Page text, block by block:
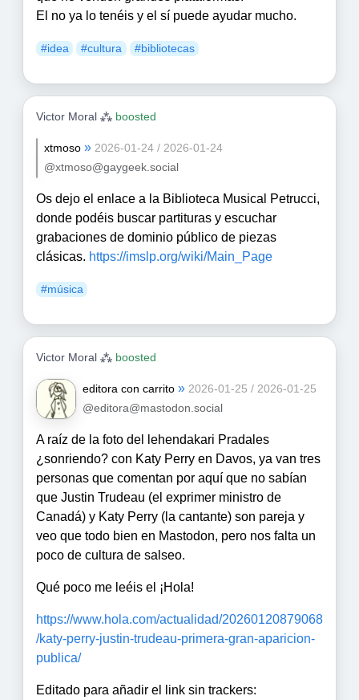
El no ya lo tenéis y el sí puede ayudar mucho.
#idea #cultura #bibliotecas
Victor Moral ⁂boosted
xtmoso » 2026-01-24 / 2026-01-24
@xtmoso@gaygeek.social
Os dejo el enlace a la Biblioteca Musical Petrucci,
donde podéis buscar partituras y escuchar
grabaciones de dominio público de piezas
clásicas. https://imslp.org/wiki/Main_Page
#música
Victor Moral ⁂boosted
editora con carrito » 2026-01-25 / 2026-01-25
@editora@mastodon.social
A raíz de la foto del lehendakari Pradales
¿sonriendo? con Katy Perry en Davos, ya van tres
personas que comentan por aquí que no sabían
que Justin Trudeau (el exprimer ministro de
Canadá) y Katy Perry (la cantante) son pareja y
veo que todo bien en Mastodon, pero nos falta un
poco de cultura de salseo.
Qué poco me leéis el ¡Hola!
https://www.hola.com/actualidad/20260120879068
/katy-perry-justin-trudeau-primera-gran-aparicion-
publica/
Editado para añadir el link sin trackers: